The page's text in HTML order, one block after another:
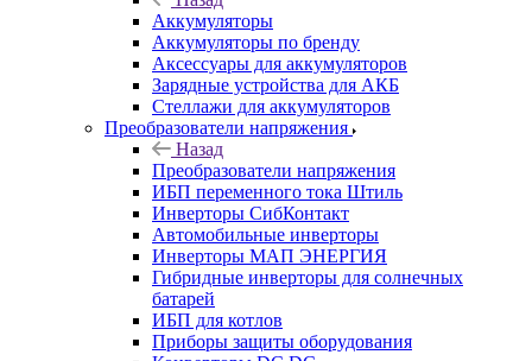
Аккумуляторы
Аккумуляторы по бренду
Аксессуары для аккумуляторов
Зарядные устройства для АКБ
Стеллажи для аккумуляторов
Преобразователи напряжения
Назад
Преобразователи напряжения
ИБП переменного тока Штиль
Инверторы СибКонтакт
Автомобильные инверторы
Инверторы МАП ЭНЕРГИЯ
Гибридные инверторы для солнечных
батарей
ИБП для котлов
Приборы защиты оборудования